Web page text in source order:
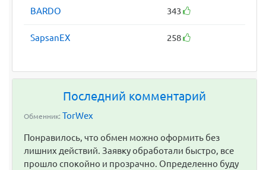
BARDO 343
SapsanEX 258
Последний комментарий
Обменник: TorWex
Понравилось, что обмен можно оформить без
лишних действий. Заявку обработали быстро, все
прошло спокойно и прозрачно. Определенно буду